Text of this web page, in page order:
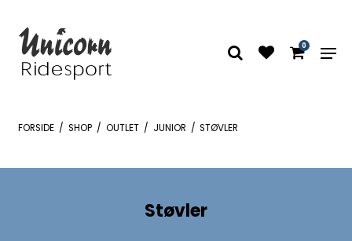
0
FORSIDE / SHOP / OUTLET / JUNIOR / STØVLER
Støvler